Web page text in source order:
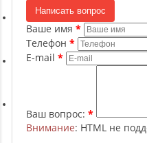
Прочее оборудование
Сапборды
Написать вопрос
Ваше имя
Телефон
E-mail
Ваш вопрос:
Внимание: HTML не